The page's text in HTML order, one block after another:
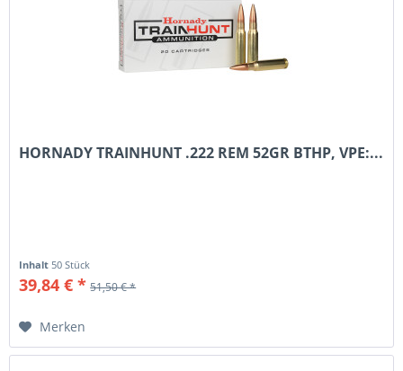
HORNADY TRAINHUNT .222 REM 52GR BTHP, VPE:...
Inhalt 50 Stück
39,84 € * 51,50 € *
Merken